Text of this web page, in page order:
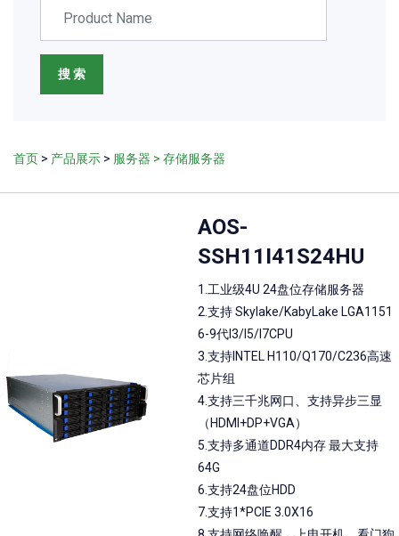
搜 索
首页 > 产品展示 > 服务器 > 存储服务器
AOS-
SSH11I41S24HU
1.工业级4U 24盘位存储服务器
2.支持 Skylake/KabyLake LGA1151
6-9代I3/I5/I7CPU
3.支持INTEL H110/Q170/C236高速
芯片组
4.支持三千兆网口、支持异步三显
（HDMI+DP+VGA）
5.支持多通道DDR4内存 最大支持
64G
6.支持24盘位HDD
7.支持1*PCIE 3.0X16